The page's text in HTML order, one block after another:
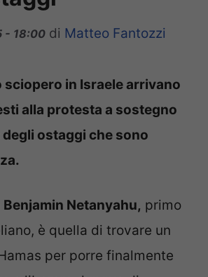
- 18:00 di Matteo Fantozzi
sciopero in Israele arrivano
alla protesta a sostegno
ostaggi che sono
Benjamin Netanyahu, primo
è quella di trovare un
per porre finalmente